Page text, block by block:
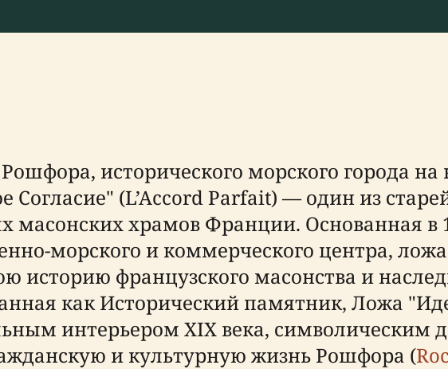
исторического морского города
Согласие" (L’Accord Parfait) — один из
масонских храмов Франции. Основанная в
морского и коммерческого центра,
историю французского масонства и
как Исторический памятник, Ложа
интерьером XIX века,
и культурную жизнь Рошфора (